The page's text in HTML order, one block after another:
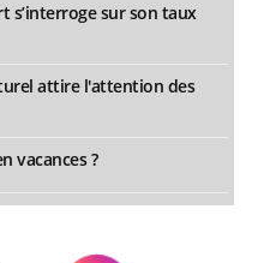
sur son taux
attire l'attention des
vacances ?